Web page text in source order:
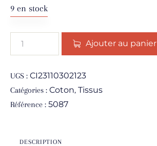
9 en stock
Ajouter au panier
UGS : CI23110302123
Catégories : Coton, Tissus
Référence : 5087
DESCRIPTION